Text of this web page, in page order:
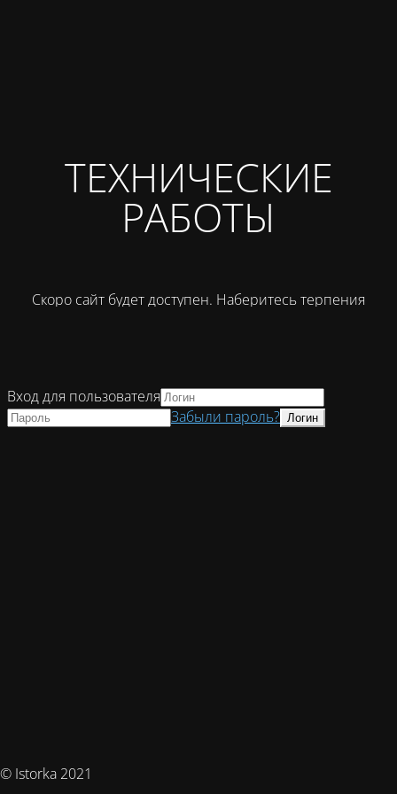
ТЕХНИЧЕСКИЕ
РАБОТЫ
Скоро сайт будет доступен. Наберитесь терпения
© Istorka 2021
Вход для пользователя
Забыли пароль?